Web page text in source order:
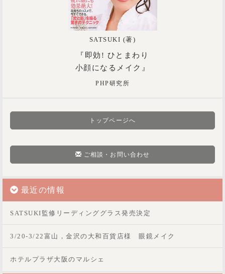
SATSUKI (著)
『即効! ひとまわり
小顔になるメイク』
PHP研究所
トップページへ
ご相談・お問い合わせ
最近の情報
SATSUKI監修リーディンググラス発売決定
3/20-3/22富山，金沢の大和百貨店様 眼鏡メイク
ホテルプラザ大阪のマルシェ